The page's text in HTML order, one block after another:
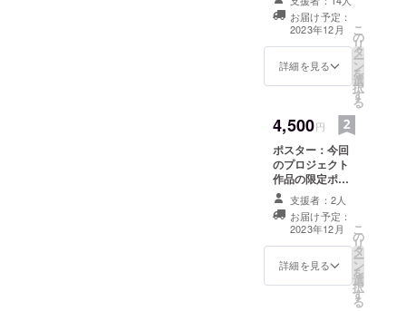
ら、
自身の感性
や美意識を
反映させた
フラワー
間演出を数
多く手がけ
ている。
その一方
で、
花や和紙、
ペインティ
ングなど多
送らせて頂きま
す。サイズは通
常のはがきサイ
ズです。
お届け予定：
2023年12月
詳細を見る
こ
の
リ
タ
ー
ン
を
選
択
す
る
4,500円
ポスター：今回
のプロジェクト
作品の限定ポス
ターを送らせて
頂きます。サイ
ズはA3サイズに
なります。
支援者：2人
お届け予定：
2023年12月
詳細を見る
こ
の
リ
タ
ー
ン
を
選
択
す
る